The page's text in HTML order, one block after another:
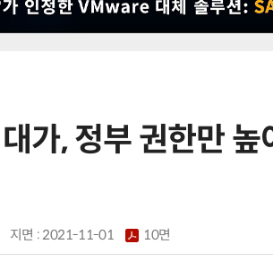
가, 정부 권한만
지면 :2021-11-01 10면